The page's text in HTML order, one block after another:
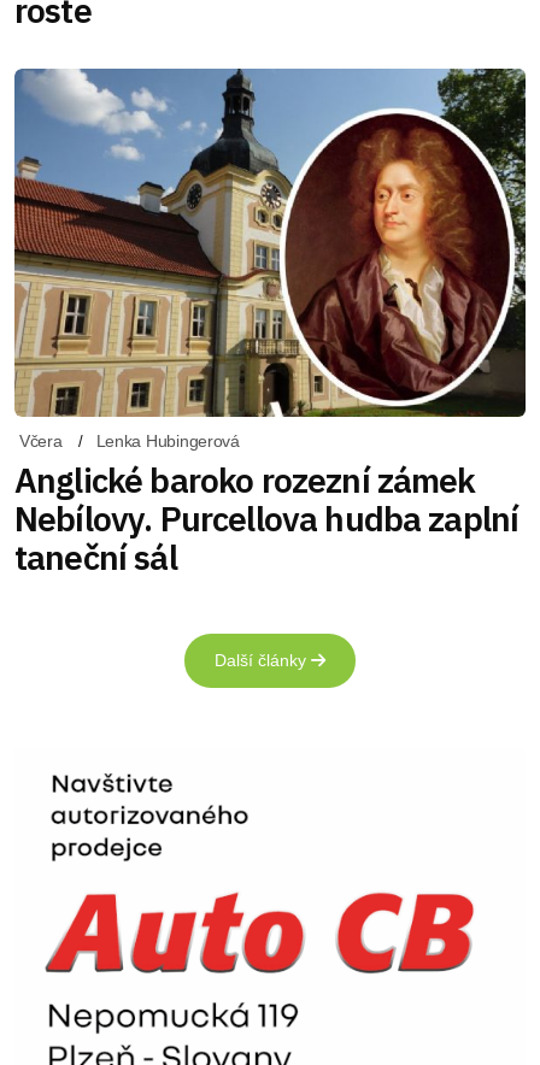
roste
Včera Lenka Hubingerová
Anglické baroko rozezní zámek
Nebílovy. Purcellova hudba zaplní
taneční sál
Další články